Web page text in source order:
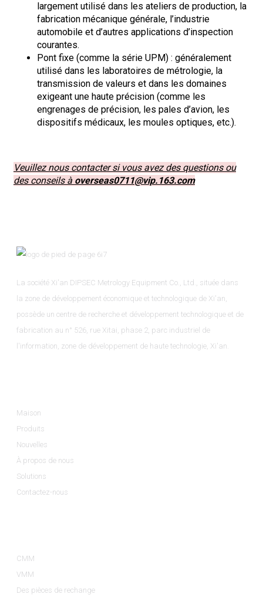
largement utilisé dans les ateliers de production, la
fabrication mécanique générale, l’industrie
automobile et d’autres applications d’inspection
courantes.
Pont fixe (comme la série UPM) : généralement
utilisé dans les laboratoires de métrologie, la
transmission de valeurs et dans les domaines
exigeant une haute précision (comme les
engrenages de précision, les pales d’avion, les
dispositifs médicaux, les moules optiques, etc.).
Veuillez nous contacter si vous avez des questions ou
des conseils à overseas0711@vip.163.com
La société Xi'an DIPSEC Metrology Equipment Co., Ltd., située dans
la zone de développement économique et technologique de Xi'an,
possède un centre de recherche et développement technologique et de
fabrication au n° 526, rue Xitai, phase 2, parc industriel de
l'information, zone de développement de haute technologie, Xi'an.
Maison
Produits
Nouvelles
À propos de nous
Solutions
Contactez-nous
CMM
VMM
Des pièces de rechange